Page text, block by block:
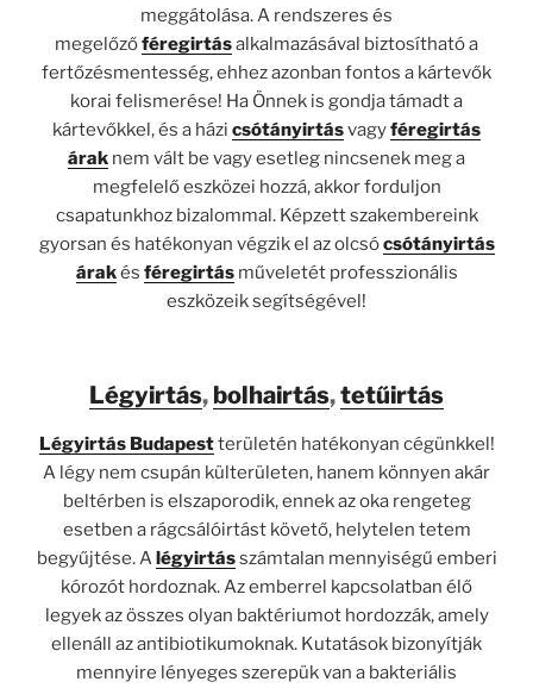
meggátolása. A rendszeres és
megelőzőféregirtásalkalmazásával biztosítható a
fertőzésmentesség, ehhez azonban fontos a kártevők
korai felismerése! Ha Önnek is gondja támadt a
kártevőkkel, és a házi csótányirtásvagyféregirtás
árak nem vált be vagy esetleg nincsenek meg a
megfelelő eszközei hozzá, akkor forduljon
csapatunkhoz bizalommal. Képzett szakembereink
gyorsan és hatékonyan végzik el az olcsócsótányirtás
árakés féregirtásműveletét professzionális
eszközeik segítségével!
Légyirtás, bolhairtás,tetűirtás
Légyirtás Budapestterületén hatékonyan cégünkkel!
A légy nem csupán külterületen, hanem könnyen akár
beltérben is elszaporodik, ennek az oka rengeteg
esetben a rágcsálóirtást követő, helytelen tetem
begyűjtése. Alégyirtásszámtalan mennyiségű emberi
kórozót hordoznak. Az emberrel kapcsolatban élő
legyek az összes olyan baktériumot hordozzák, amely
ellenáll az antibiotikumoknak. Kutatások bizonyítják
mennyire lényeges szerepük van a bakteriális